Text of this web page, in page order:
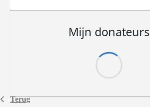
Terug
Mijn donateurs